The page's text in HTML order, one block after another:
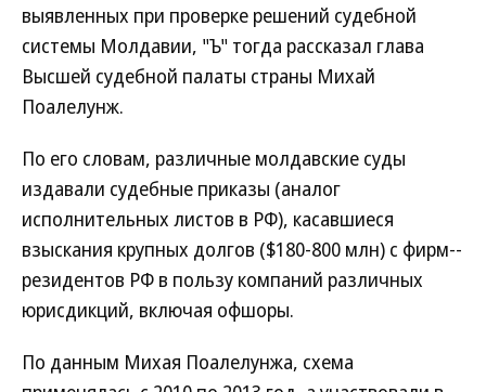
выявленных при проверке решений судебной
системы Молдавии, "Ъ" тогда рассказал глава
Высшей судебной палаты страны Михай
Поалелунж.
По его словам, различные молдавские суды
издавали судебные приказы (аналог
исполнительных листов в РФ), касавшиеся
взыскания крупных долгов ($180-800 млн) с фирм--
резидентов РФ в пользу компаний различных
юрисдикций, включая офшоры.
По данным Михая Поалелунжа, схема